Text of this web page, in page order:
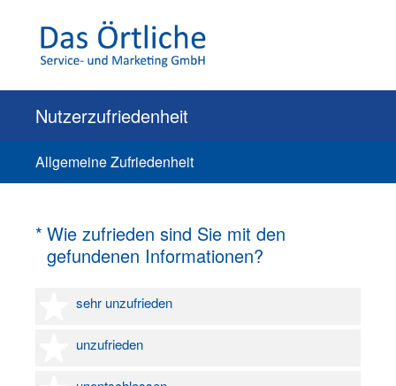
Nutzerzufriedenheit
Allgemeine Zufriedenheit
* Wie zufrieden sind Sie mit den
gefundenen Informationen?
(Erforderlich.)
sehr unzufrieden
1 Stern
unzufrieden
2 Sterne